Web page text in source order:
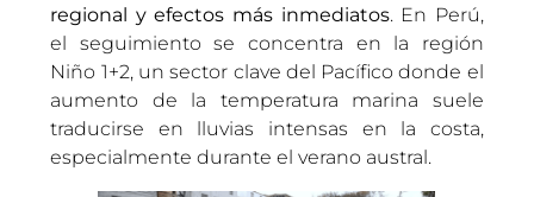
regional y efectos más inmediatos. En Perú,
el seguimiento se concentra en la región
Niño 1+2, un sector clave del Pacífico donde el
aumento de la temperatura marina suele
traducirse en lluvias intensas en la costa,
especialmente durante el verano austral.